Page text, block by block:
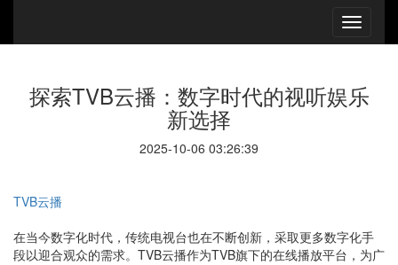
探索TVB云播：数字时代的视听娱乐
新选择
2025-10-06 03:26:39
TVB云播
在当今数字化时代，传统电视台也在不断创新，采取更多数字化手
段以迎合观众的需求。TVB云播作为TVB旗下的在线播放平台，为广